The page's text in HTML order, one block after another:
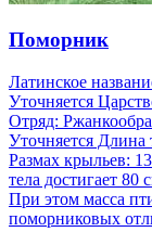
Поморник
Латинское
Уточняется
Отряд:
Уточняется Длина
Размах крыльев:
тела достигает 80
При этом масса
поморниковых